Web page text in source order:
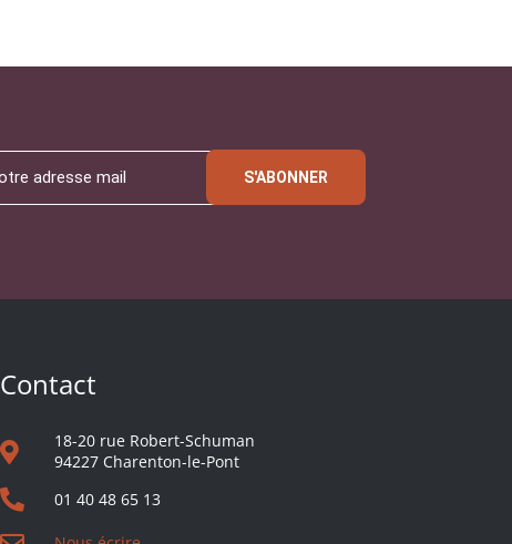
S'ABONNER
Contact
18-20 rue Robert-Schuman
94227 Charenton-le-Pont
01 40 48 65 13